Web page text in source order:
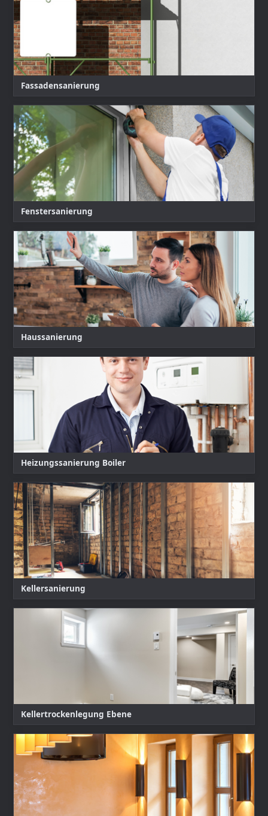
Fassadensanierung
Fenstersanierung
Haussanierung
Heizungssanierung Boiler
Kellersanierung
Kellertrockenlegung Ebene